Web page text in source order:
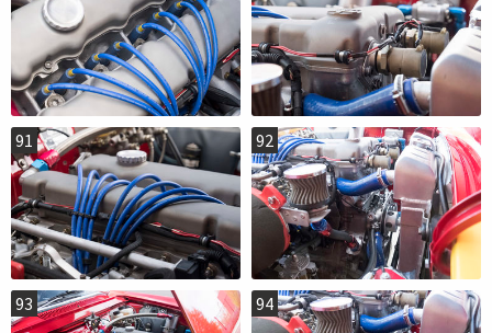
91 92
93 94